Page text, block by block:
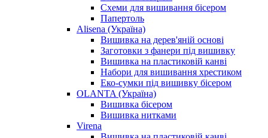
Схеми для вишивання бісером
Папертоль
Alisena (Україна)
Вишивка на дерев'яній основі
Заготовки з фанери під вишивку
Вишивка на пластиковій канві
Набори для вишивання хрестиком
Еко-сумки під вишивку бісером
OLANTA (Україна)
Вишивка бісером
Вишивка нитками
Virena